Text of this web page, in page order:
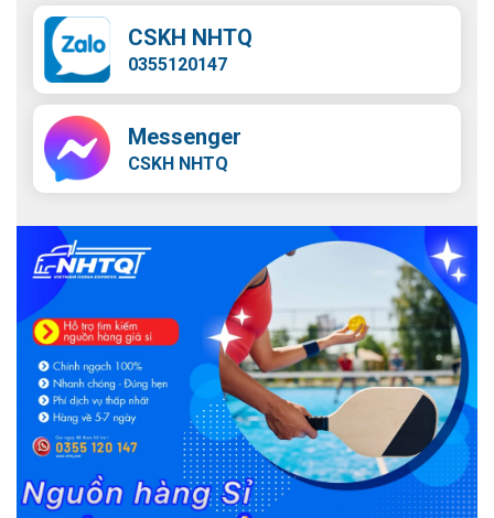
CSKH NHTQ
0355120147
Messenger
CSKH NHTQ